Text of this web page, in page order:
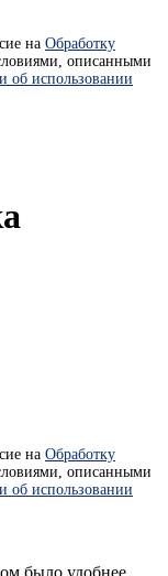
на Обработку
описанными
об использовании
на Обработку
описанными
об использовании
было удобнее